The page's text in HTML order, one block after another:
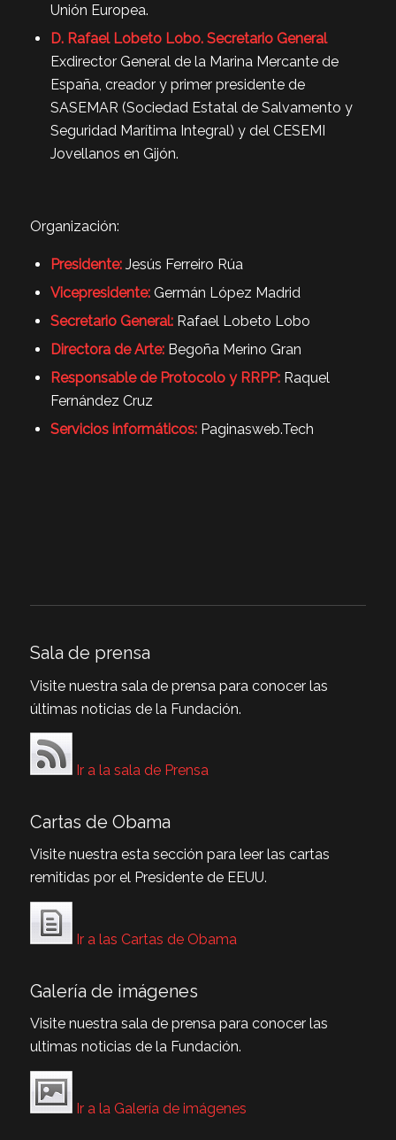
Unión Europea.
D. Rafael Lobeto Lobo. Secretario General
Exdirector General de la Marina Mercante de
España, creador y primer presidente de
SASEMAR (Sociedad Estatal de Salvamento y
Seguridad Marítima Integral) y del CESEMI
Jovellanos en Gijón.
Organización:
Presidente:Jesús Ferreiro Rúa
Vicepresidente:Germán López Madrid
Secretario General: Rafael Lobeto Lobo
Directora de Arte:Begoña Merino Gran
Responsable de Protocolo y RRPP:Raquel
Fernández Cruz
Servicios informáticos:Paginasweb.Tech
Sala de prensa
Visite nuestra sala de prensa para conocer las
últimas noticias de la Fundación.
Ir a la sala de Prensa
Cartas de Obama
Visite nuestra esta sección para leer las cartas
remitidas por el Presidente de EEUU.
Ir a las Cartas de Obama
Galería de imágenes
Visite nuestra sala de prensa para conocer las
ultimas noticias de la Fundación.
Ir a la Galería de imágenes